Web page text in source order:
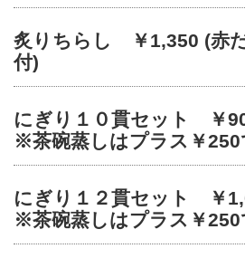
炙りちらし ￥1,350 (赤
付)
にぎり１０貫セット
￥
※茶碗蒸しはプラス￥250
にぎり１２貫セット
￥
※茶碗蒸しはプラス￥250